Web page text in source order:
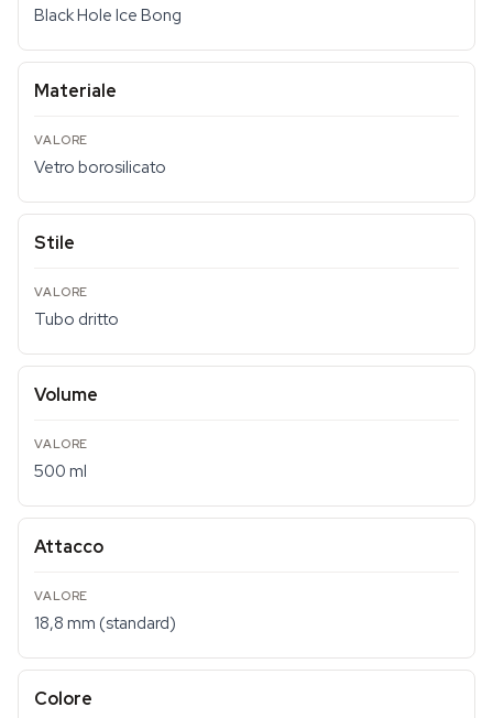
Black Hole Ice Bong
Materiale
Vetro borosilicato
Stile
Tubo dritto
Volume
500 ml
Attacco
18,8 mm (standard)
Colore